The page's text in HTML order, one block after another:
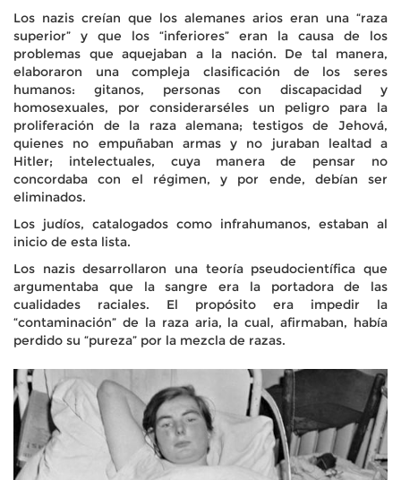
Los nazis creían que los alemanes arios eran una “raza
superior” y que los “inferiores” eran la causa de los
problemas que aquejaban a la nación. De tal manera,
elaboraron una compleja clasificación de los seres
humanos: gitanos, personas con discapacidad y
homosexuales, por considerarséles un peligro para la
proliferación de la raza alemana; testigos de Jehová,
quienes no empuñaban armas y no juraban lealtad a
Hitler; intelectuales, cuya manera de pensar no
concordaba con el régimen, y por ende, debían ser
eliminados.
Los judíos, catalogados como infrahumanos, estaban al
inicio de esta lista.
Los nazis desarrollaron una teoría pseudocientífica que
argumentaba que la sangre era la portadora de las
cualidades raciales. El propósito era impedir la
“contaminación” de la raza aria, la cual, afirmaban, había
perdido su “pureza” por la mezcla de razas.